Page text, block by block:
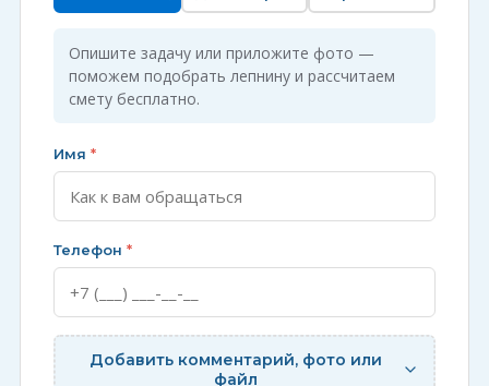
Опишите задачу или приложите фото —
поможем подобрать лепнину и рассчитаем
смету бесплатно.
Имя *
Телефон *
Добавить комментарий, фото или
файл